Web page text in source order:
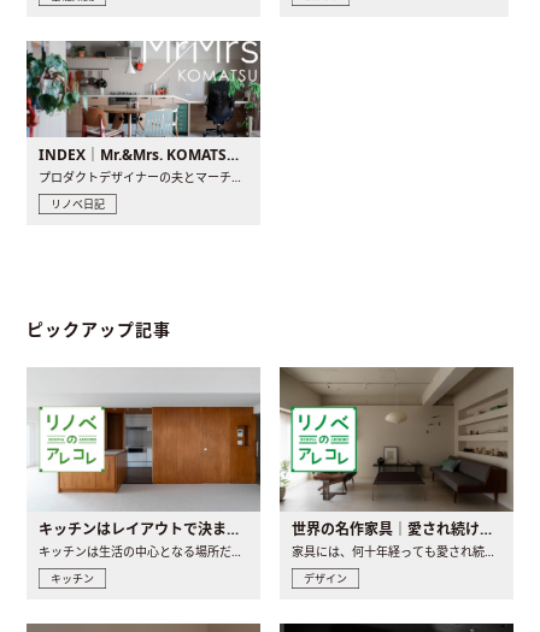
INDEX｜Mr.&Mrs. KOMATSU renovation diary
プロダクトデザイナーの夫とマーチャンダイザーの妻が、夫婦で..
リノベ日記
ピックアップ記事
キッチンはレイアウトで決まる。後悔しないための考え方と選び方
キッチンは生活の中心となる場所だからこそ、家の中のどこに置..
キッチン
世界の名作家具｜愛され続ける理由と一生モノとの出会い方
家具には、何十年経っても愛され続ける「名作」と呼ばれるもの..
デザイン